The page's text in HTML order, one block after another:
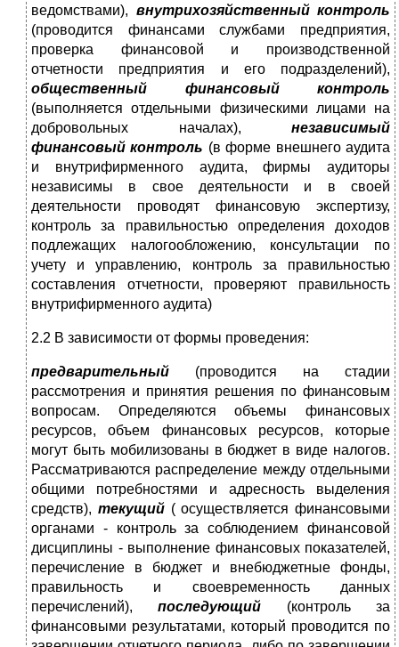
ведомствами), внутрихозяйственный контроль
(проводится финансами службами предприятия,
проверка финансовой и производственной
отчетности предприятия и его подразделений),
общественный финансовый контроль
(выполняется отдельными физическими лицами на
добровольных началах), независимый
финансовый контроль (в форме внешнего аудита
и внутрифирменного аудита, фирмы аудиторы
независимы в свое деятельности и в своей
деятельности проводят финансовую экспертизу,
контроль за правильностью определения доходов
подлежащих налогообложению, консультации по
учету и управлению, контроль за правильностью
составления отчетности, проверяют правильность
внутрифирменного аудита)
2.2 В зависимости от формы проведения:
предварительный (проводится на стадии
рассмотрения и принятия решения по финансовым
вопросам. Определяются объемы финансовых
ресурсов, объем финансовых ресурсов, которые
могут быть мобилизованы в бюджет в виде налогов.
Рассматриваются распределение между отдельными
общими потребностями и адресность выделения
средств), текущий( осуществляется финансовыми
органами - контроль за соблюдением финансовой
дисциплины - выполнение финансовых показателей,
перечисление в бюджет и внебюджетные фонды,
правильность и своевременность данных
перечислений),последующий (контроль за
финансовыми результатами, который проводится по